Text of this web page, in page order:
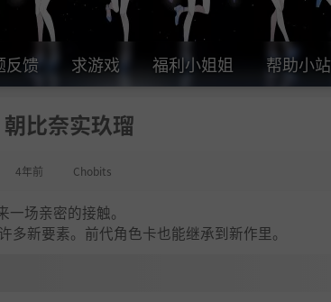
反馈 求游戏 福利小姐姐 帮助小站
比奈实玖瑠
4年前 Chobits
场亲密的接触。
新要素。前代角色卡也能继承到新作里。